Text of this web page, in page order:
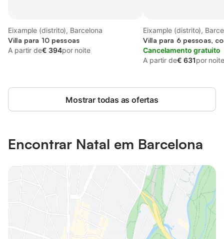
Eixample (distrito), Barcelona
Villa para 10 pessoas
A partir de€ 394por noite
Eixample (distrito),
Villa para 6 pessoas,
Cancelamento gratuito
A partir de€ 631por noite
Mostrar todas as ofertas
Encontrar Natal em Barcelona